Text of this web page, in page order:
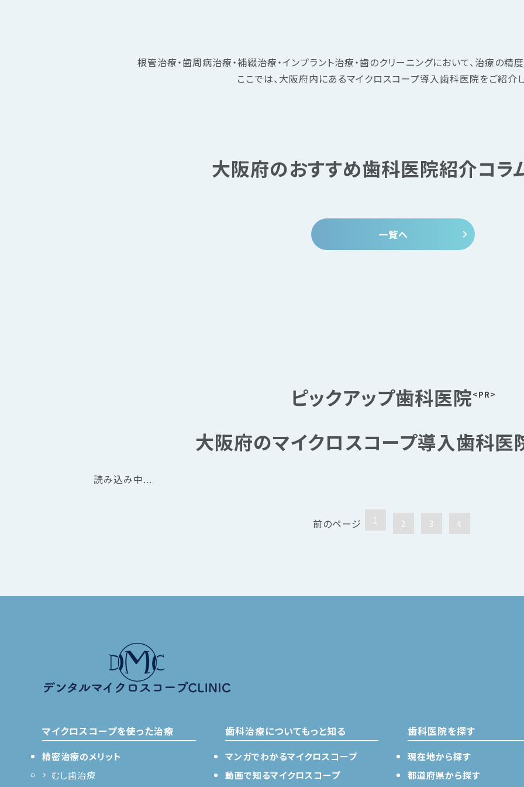
根管治療・歯周病治療・補綴治療・インプラント治療・歯のクリーニングにおいて、治療の精
ここでは、大阪府内にあるマイクロスコープ導入歯科医院をご紹介
大阪府のおすすめ歯科医院紹介コラ
一覧へ
ピックアップ歯科医院<PR>
大阪府のマイクロスコープ導入歯科医
読み込み中...
前のページ 1 2 3 4
マイクロスコープを使った治療
精密治療のメリット
むし歯治療
歯科治療についてもっと知る
マンガでわかるマイクロスコープ
動画で知るマイクロスコープ
歯科医院を探す
現在地から探す
都道府県から探す